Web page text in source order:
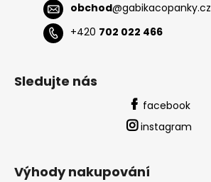
obchod@gabikacopanky.cz
+420 702 022 466
Sledujte nás
facebook
instagram
Výhody nakupování